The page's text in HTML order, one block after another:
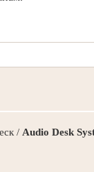
/ Audio Desk